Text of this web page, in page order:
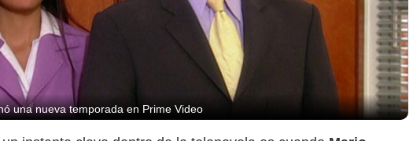
una nueva temporada en Prime Video